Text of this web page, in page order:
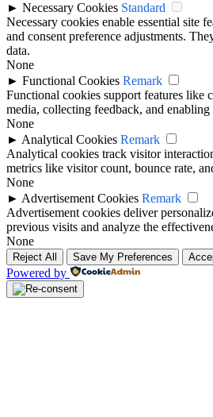
► Necessary Cookies Standard
Necessary cookies enable essential site
and consent preference adjustments.
data.
None
► Functional Cookies Remark
Functional cookies support features like
media, collecting feedback, and
None
► Analytical Cookies Remark
Analytical cookies track visitor
metrics like visitor count, bounce rate,
None
► Advertisement Cookies Remark
Advertisement cookies deliver
previous visits and analyze the
None
Reject All Save My Preferences
Powered by